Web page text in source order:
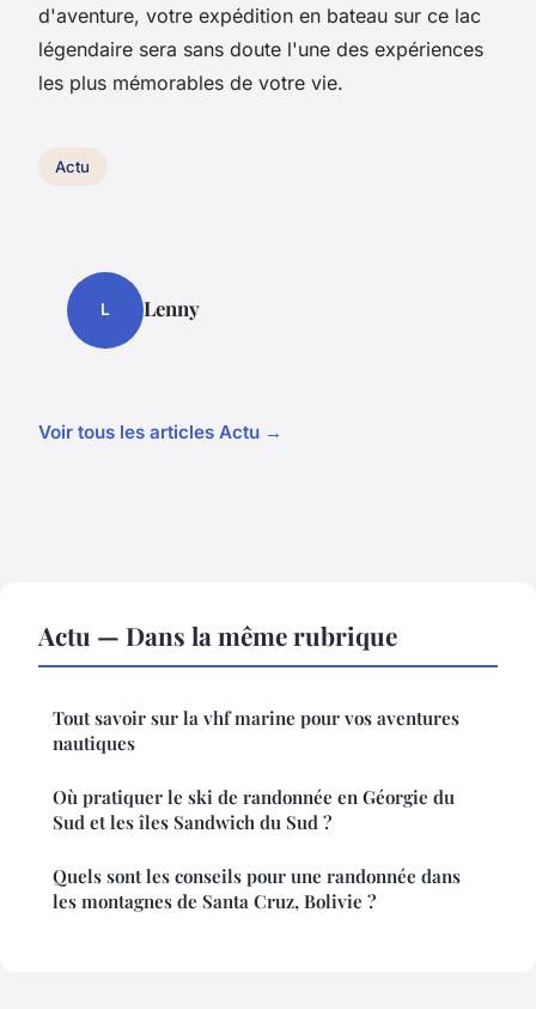
d'aventure, votre expédition en bateau sur ce lac
légendaire sera sans doute l'une des expériences
les plus mémorables de votre vie.
Actu
L Lenny
Voir tous les articles Actu →
Actu — Dans la même rubrique
Tout savoir sur la vhf marine pour vos aventures
nautiques
Où pratiquer le ski de randonnée en Géorgie du
Sud et les îles Sandwich du Sud ?
Quels sont les conseils pour une randonnée dans
les montagnes de Santa Cruz, Bolivie ?